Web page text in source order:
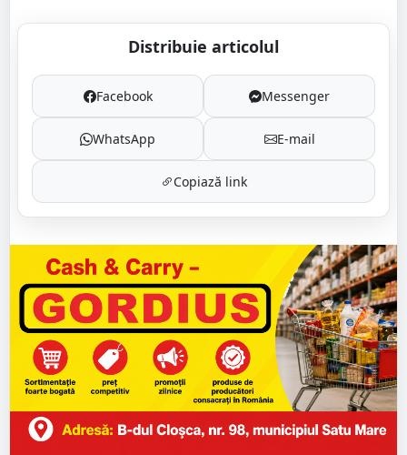
Distribuie articolul
Facebook Messenger
WhatsApp E-mail
Copiază link